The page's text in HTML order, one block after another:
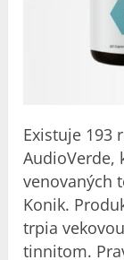
Existuje 193
AudioVerde,
venovaných
Konik.
trpia
tinnitom.